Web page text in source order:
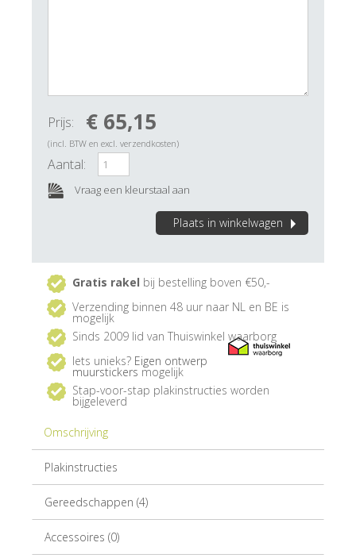
Plaats in winkelwagen
Prijs: € 65,15
(incl. BTW en excl. verzendkosten)
Aantal:
Vraag een kleurstaal aan
Gratis rakel bij bestelling boven €50,-
Verzending binnen 48 uur naar NL en BE is
mogelijk
Sinds 2009 lid van Thuiswinkel waarborg
Iets unieks? Eigen ontwerp
muurstickers mogelijk
Stap-voor-stap plakinstructies worden
bijgeleverd
Omschrijving
Plakinstructies
Gereedschappen (4)
Accessoires (0)